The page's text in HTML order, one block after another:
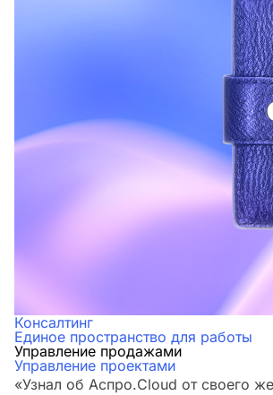
Консалтинг
Единое пространство для работы
Управление продажами
Управление проектами
«Узнал об Аспро.Cloud от своего